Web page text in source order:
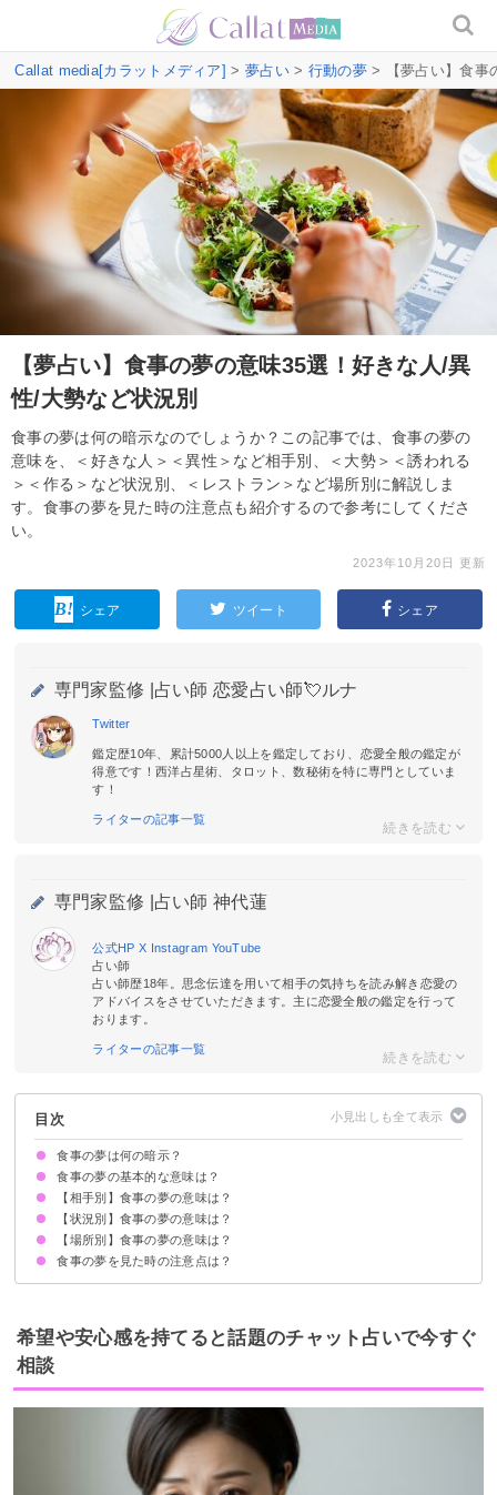
Callat media[カラットメディア] > 夢占い> 行動の夢> 【夢占い】食事
【夢占い】食事の夢の意味35選！好きな人/異
性/大勢など状況別
食事の夢は何の暗示なのでしょうか？この記事では、食事の夢の
意味を、＜好きな人＞＜異性＞など相手別、＜大勢＞＜誘われる
＞＜作る＞など状況別、＜レストラン＞など場所別に解説しま
す。食事の夢を見た時の注意点も紹介するので参考にしてくださ
い。
2023年10月20日 更新
シェア ツイート シェア
専門家監修 | 占い師 恋愛占い師💘ルナ
Twitter
鑑定歴10年、累計5000人以上を鑑定しており、恋愛全般の鑑定が
得意です！西洋占星術、タロット、数秘術を特に専門としていま
す！
ライターの記事一覧
専門家監修 | 占い師 神代蓮
公式HP X Instagram YouTube
占い師
占い師歴18年。思念伝達を用いて相手の気持ちを読み解き恋愛の
アドバイスをさせていただきます。主に恋愛全般の鑑定を行って
おります。
ライターの記事一覧
目次
食事の夢は何の暗示？
食事の夢の基本的な意味は？
気力や体力が充実している暗示
状況によって意味が決まる
【相手別】食事の夢の意味は？
好きな人と食事をする夢【願望夢】
友達と食事をする夢【吉夢】
異性と食事をする夢【願望夢】
家族と食事をする夢【吉夢】
祖父母と食事をする夢【吉夢】
知らない人と食事をする夢【警告夢】
芸能人と食事をする夢【願望夢】
恋人と食事をする夢【警告夢】
元彼・元カノと食事をする夢【吉夢】
職場の人と食事をする夢【吉夢】
先生と食事をする夢【吉夢】
昔の友達と食事をする夢【吉夢】
子供と食事をする夢【願望夢】
嫌いな人と食事をする夢【吉夢】
亡くなった人と食事をする夢【吉夢】
親戚と食事をする夢【吉夢】
外国人と食事をする夢【警告夢】
犯罪者と食事をする夢【警告夢】
【状況別】食事の夢の意味は？
大勢で食事をする夢【吉夢】
会食で食事をする夢【吉夢】
披露宴で食事をする夢【吉夢】
食事を作る夢【吉夢】
食事に誘われる夢【吉夢】
食事を人に与える夢【吉夢】
食事を邪魔される夢【警告夢】
食事のメニューを選んでいる夢【警告夢】
食事を残す夢【吉夢】
食事を落とす夢【警告夢】
美味しいと感じながら食事をする夢【吉夢】
不味いと感じながら食事をする夢【警告夢】
【場所別】食事の夢の意味は？
レストランで食事をする夢【吉夢】
家で食事をする夢【警告夢】
旅館で食事をする夢【警告夢】
ホテルで食事をする夢【願望夢】
職場で食事をする夢【吉夢】
食事の夢を見た時の注意点は？
積極的にやりたいことに取り組む
吉夢なら話さず警告夢や凶夢は人に話す
希望や安心感を持てると話題のチャット占いで今すぐ
相談